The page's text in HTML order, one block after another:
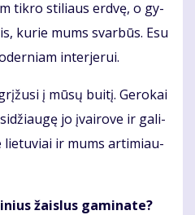
tik­ro sti­liaus erd­vę, o gy­
ku­rie mums svar­būs. Esu
in­ter­je­rui.
į mū­sų bui­tį. Ge­ro­kai
jo įvai­ro­ve ir ga­li­
lie­tu­viai ir mums ar­ti­miau­
žais­lus ga­mi­na­te?